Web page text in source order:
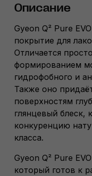
Описание
Gyeon Q² Pure
покрытие для
Отличается
формированием
гидрофобного и
Также оно
поверхностям
глянцевый блеск,
конкуренцию
класса.
Gyeon Q² Pure
который готов к